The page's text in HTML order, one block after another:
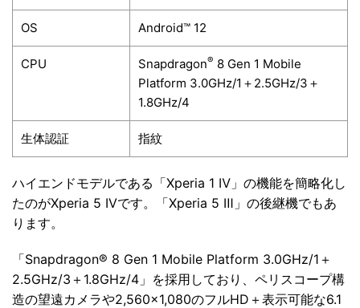
OS Android™ 12
CPU Snapdragon® 8 Gen 1 Mobile
Platform 3.0GHz/1＋2.5GHz/3＋
1.8GHz/4
生体認証 指紋
ハイエンドモデルである「Xperia 1 Ⅳ」の機能を簡略化し
たのがXperia 5 IVです。「Xperia 5 Ⅲ」の後継機でもあ
ります。
「Snapdragon® 8 Gen 1 Mobile Platform 3.0GHz/1＋
2.5GHz/3＋1.8GHz/4」を採用しており、ペリスコープ構
造の望遠カメラや2,560×1,080のフルHD＋表示可能な6.1